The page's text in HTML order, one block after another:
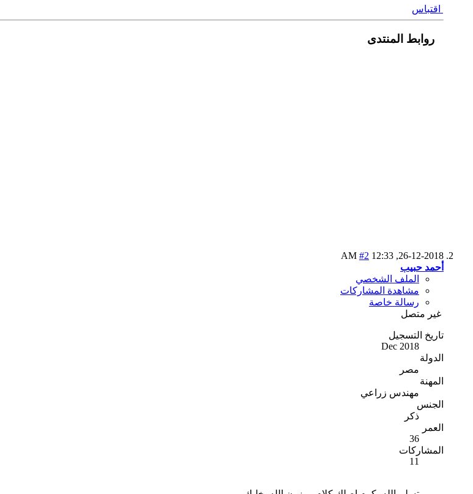
اقتباس
روابط المنتدى
26-12-2018,
12:33 AM
#2
أحمد حبيب
الملف الشخصي
مشاهدة المشاركات
رسالة خاصة
غير متصل
تاريخ التسجيل
Dec 2018
الدولة
مصر
المهنة
مهندس زراعي
الجنس
ذكر
العمر
36
المشاركات
11